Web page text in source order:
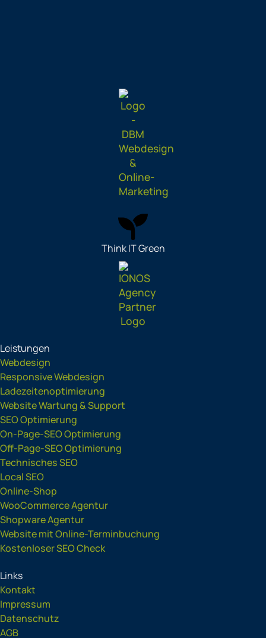
Think IT Green
Leistungen
Webdesign
Responsive Webdesign
Ladezeitenoptimierung
Website Wartung & Support
SEO Optimierung
On-Page-SEO Optimierung
Off-Page-SEO Optimierung
Technisches SEO
Local SEO
Online-Shop
WooCommerce Agentur
Shopware Agentur
Website mit Online-Terminbuchung
Kostenloser SEO Check
Links
Kontakt
Impressum
Datenschutz
AGB